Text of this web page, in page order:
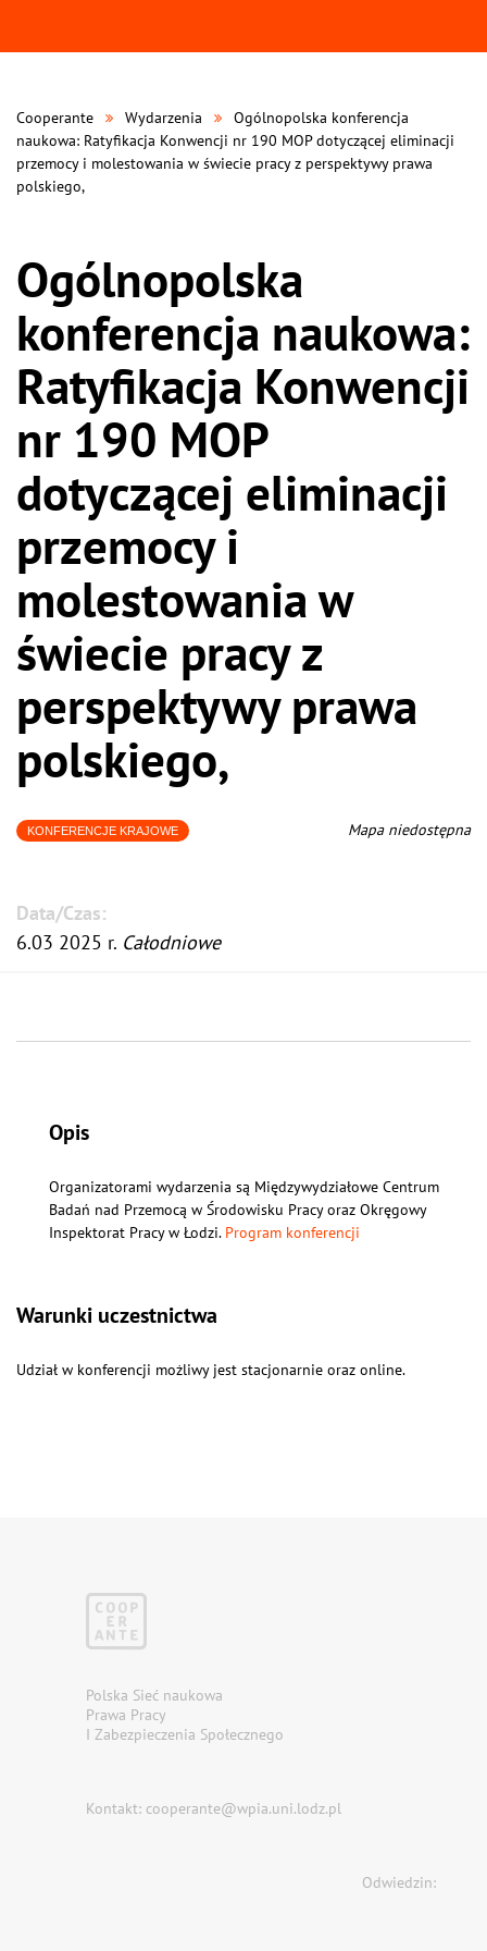
Cooperante Wydarzenia
Ogólnopolska konferencja
naukowa: Ratyfikacja Konwencji nr 190 MOP dotyczącej eliminacji
przemocy i molestowania w świecie pracy z perspektywy prawa
polskiego,
Ogólnopolska
konferencja naukowa:
Ratyfikacja Konwencji
nr 190 MOP
dotyczącej eliminacji
przemocy i
molestowania w
świecie pracy z
perspektywy prawa
polskiego,
Mapa niedostępna
KONFERENCJE KRAJOWE
Data/Czas:
6.03 2025 r. Całodniowe
Opis
Organizatorami wydarzenia są Międzywydziałowe Centrum
Badań nad Przemocą w Środowisku Pracy oraz Okręgowy
Inspektorat Pracy w Łodzi. Program konferencji
Warunki uczestnictwa
Udział w konferencji możliwy jest stacjonarnie oraz online.
Polska Sieć naukowa
Prawa Pracy
I Zabezpieczenia Społecznego
Kontakt: cooperante@wpia.uni.lodz.pl
Odwiedzin: